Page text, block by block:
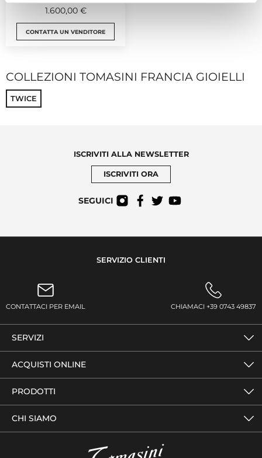
1.600,00 €
CONTATTA UN VENDITORE
COLLEZIONI TOMASINI FRANCIA GIOIELLI
TWICE
ISCRIVITI ALLA NEWSLETTER
ISCRIVITI ORA
SEGUICI
SERVIZIO CLIENTI
CONTATTACI PER EMAIL CHIAMACI +39 0743 49837
SERVIZI
ACQUISTI ONLINE
PRODOTTI
CHI SIAMO